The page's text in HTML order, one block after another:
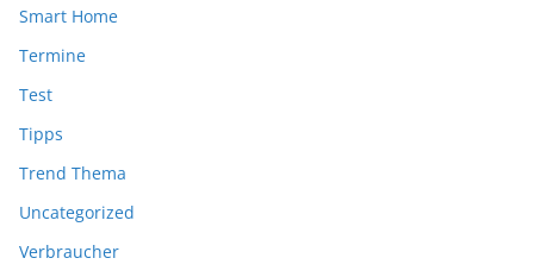
Smart Home
Termine
Test
Tipps
Trend Thema
Uncategorized
Verbraucher